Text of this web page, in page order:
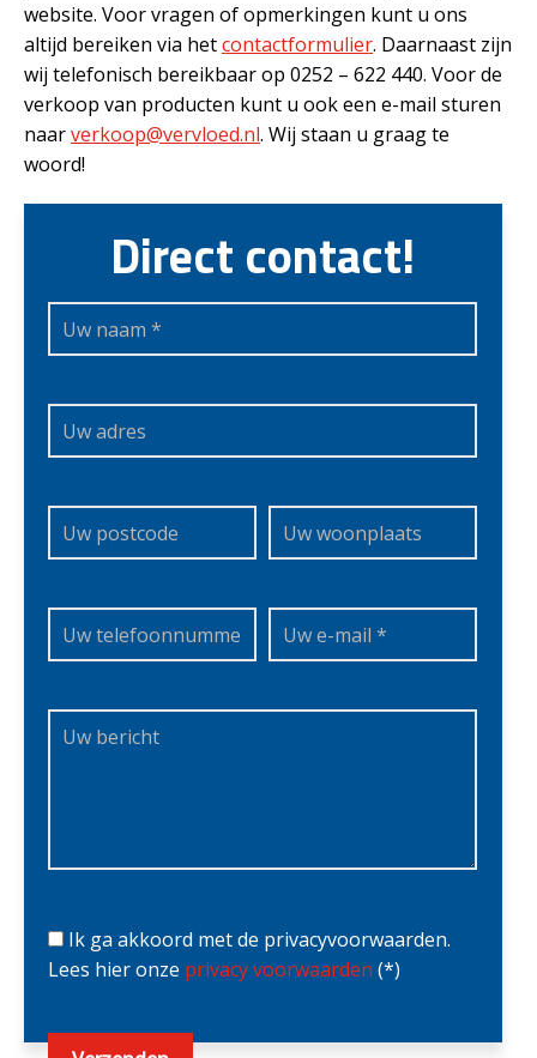
website. Voor vragen of opmerkingen kunt u ons
altijd bereiken via hetcontactformulier. Daarnaast zijn
wij telefonisch bereikbaar op 0252 – 622 440. Voor de
verkoop van producten kunt u ook een e-mail sturen
naarverkoop@vervloed.nl. Wij staan u graag te
woord!
Direct contact!
Ik ga akkoord met de privacyvoorwaarden.
Lees hier onze privacy voorwaarden (*)